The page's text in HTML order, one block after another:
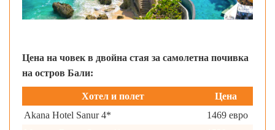
Цена на човек в двойна стая за самолетна почивка
на остров Бали:
Хотел и полет
Цена
Akana Hotel Sanur 4*
1469 евро